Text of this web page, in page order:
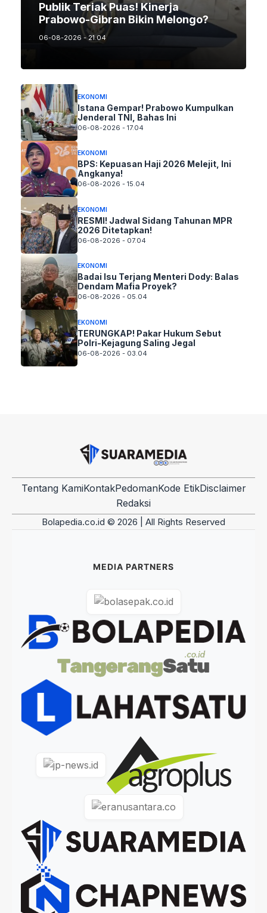
Publik Teriak Puas! Kinerja
Prabowo-Gibran Bikin Melongo?
06-08-2026 - 21.04
EKONOMI
Istana Gempar! Prabowo Kumpulkan
Jenderal TNI, Bahas Ini
06-08-2026 - 17.04
EKONOMI
BPS: Kepuasan Haji 2026 Melejit, Ini
Angkanya!
06-08-2026 - 15.04
EKONOMI
RESMI! Jadwal Sidang Tahunan MPR
2026 Ditetapkan!
06-08-2026 - 07.04
EKONOMI
Badai Isu Terjang Menteri Dody: Balas
Dendam Mafia Proyek?
06-08-2026 - 05.04
EKONOMI
TERUNGKAP! Pakar Hukum Sebut
Polri-Kejagung Saling Jegal
06-08-2026 - 03.04
Tentang KamiKontakPedomanKode EtikDisclaimer
Redaksi
Bolapedia.co.id © 2026 | All Rights Reserved
MEDIA PARTNERS